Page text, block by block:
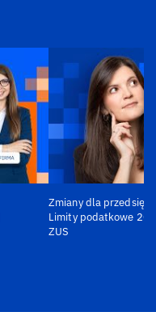
Zmiany dla
Limity podatkowe
ZUS